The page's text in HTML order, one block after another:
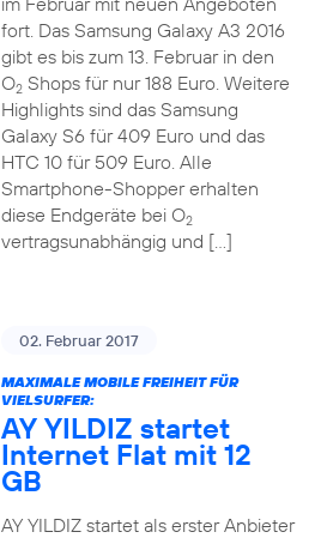
fort. Das Samsung Galaxy A3 2016
gibt es bis zum 13. Februar in den
O2Shops für nur 188 Euro. Weitere
Highlights sind das Samsung
Galaxy S6 für 409 Euro und das
HTC 10 für 509 Euro. Alle
Smartphone-Shopper erhalten
diese Endgeräte bei O2
vertragsunabhängig und […]
02. Februar 2017
MAXIMALE MOBILE FREIHEIT FÜR
VIELSURFER:
AY YILDIZ startet
Internet Flat mit 12
GB
AY YILDIZ startet als erster Anbieter